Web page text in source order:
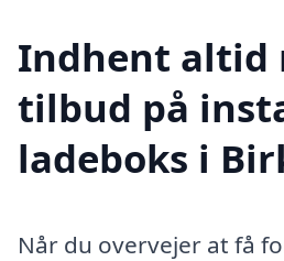
Indhent altid
tilbud på
ladeboks i
Når du overvejer at få